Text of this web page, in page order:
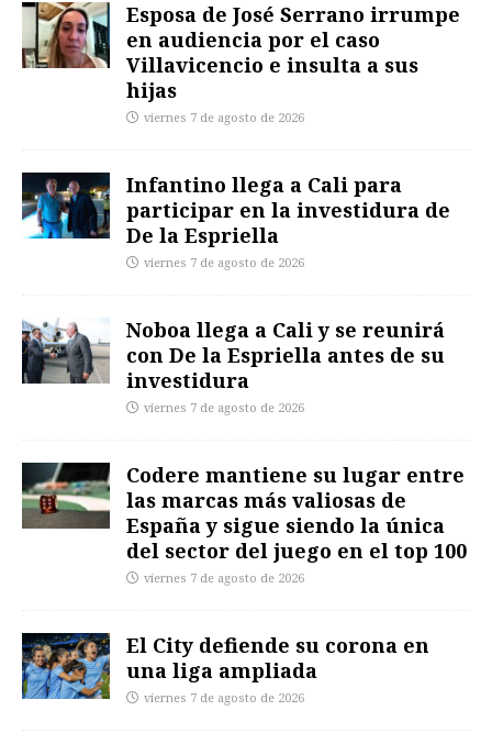
Esposa de José Serrano irrumpe
en audiencia por el caso
Villavicencio e insulta a sus
hijas
viernes 7 de agosto de 2026
Infantino llega a Cali para
participar en la investidura de
De la Espriella
viernes 7 de agosto de 2026
Noboa llega a Cali y se reunirá
con De la Espriella antes de su
investidura
viernes 7 de agosto de 2026
Codere mantiene su lugar entre
las marcas más valiosas de
España y sigue siendo la única
del sector del juego en el top 100
viernes 7 de agosto de 2026
El City defiende su corona en
una liga ampliada
viernes 7 de agosto de 2026